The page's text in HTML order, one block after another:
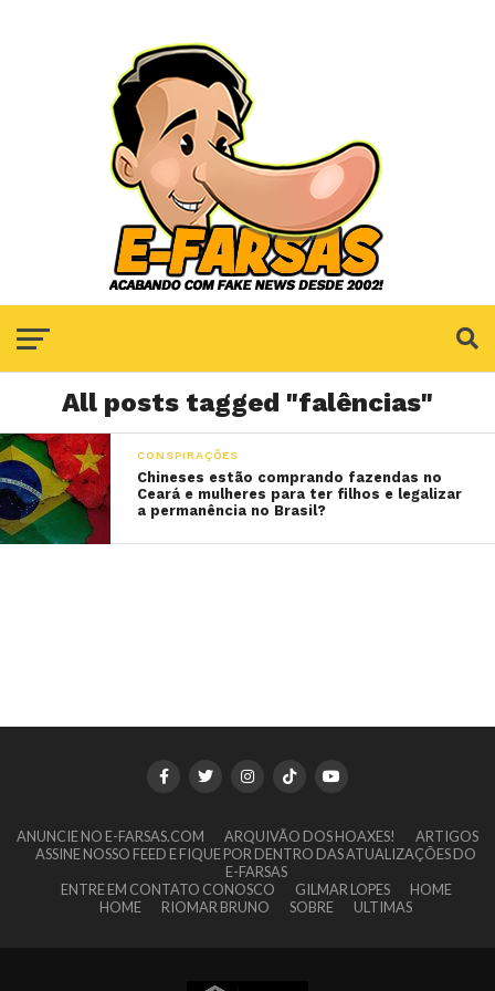
All posts tagged "falências"
CONSPIRAÇÕES
Chineses estão comprando fazendas no
Ceará e mulheres para ter filhos e legalizar
a permanência no Brasil?
ANUNCIE NO E-FARSAS.COM ARQUIVÃO DOS HOAXES!
ARTIGOS
ASSINE NOSSO FEED E FIQUE POR DENTRO DAS ATUALIZAÇÕES DO
E-FARSAS
ENTRE EM CONTATO CONOSCO
GILMAR LOPES
HOME
HOME
RIOMAR BRUNO SOBRE ULTIMAS